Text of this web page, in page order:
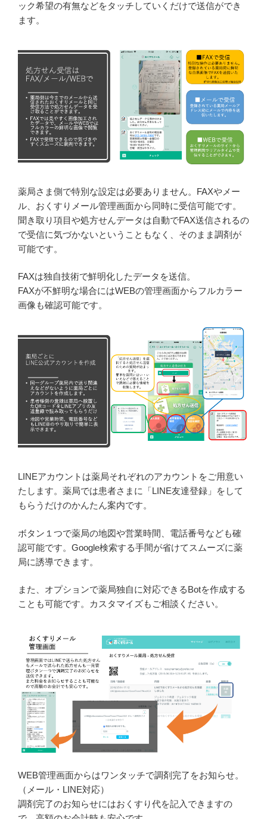
ック希望の有無などをタッチしていくだけで送信ができ
ます。
薬局さま側で特別な設定は必要ありません。FAXやメー
ル、おくすりメール管理画面から同時に受信可能です。
聞き取り項目や処方せんデータは自動でFAX送信されるの
で受信に気づかないということもなく、そのまま調剤が
可能です。
FAXは独自技術で鮮明化したデータを送信。
FAXが不鮮明な場合にはWEBの管理画面からフルカラー
画像も確認可能です。
LINEアカウントは薬局それぞれのアカウントをご用意い
たします。薬局では患者さまに「LINE友達登録」をして
もらうだけのかんたん案内です。
ボタン１つで薬局の地図や営業時間、電話番号なども確
認可能です。Google検索する手間が省けてスムーズに薬
局に誘導できます。
また、オプションで薬局独自に対応できるBotを作成する
ことも可能です。カスタマイズもご相談ください。
WEB管理画面からはワンタッチで調剤完了をお知らせ。
（メール・LINE対応）
調剤完了のお知らせにはおくすり代を記入できますの